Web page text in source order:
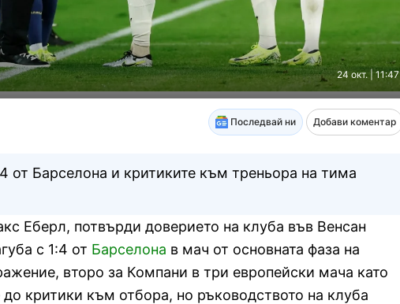
24 окт. | 11:47
Последвай ни Добави коментар
от Барселона и критиките към треньора на тима
Еберл, потвърди доверието на клуба във Венсан
с 1:4 от Барселона в мач от основната фаза на
второ за Компани в три европейски мача като
критики към отбора, но ръководството на клуба